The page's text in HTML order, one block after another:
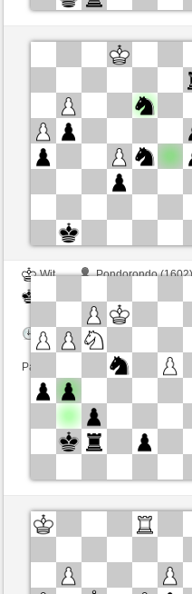
Wit
ANegmAwad
arsenegal (1706)
Speelduur: 3 minutes/side + 0
Partij telt mee voor de ranglijst
Wit
Pondorondo
Speelduur: 2 minutes/side + 0
Partij telt mee voor de ranglijst
Wit
liko71 (1303) (-3)
Zwart
arsenegal (1691)
Speelduur: 2 minutes/side + 0